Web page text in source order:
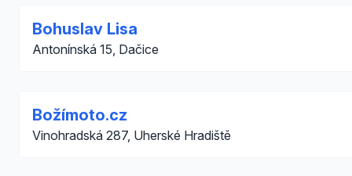
Bohuslav Lisa
Antonínská 15, Dačice
Božímoto.cz
Vinohradská 287, Uherské Hradiště